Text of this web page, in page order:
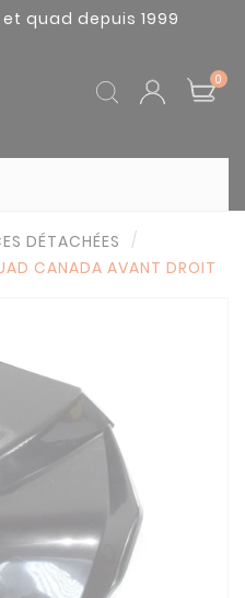
quad depuis 1999
0
DÉTACHÉES
CANADA AVANT DROIT